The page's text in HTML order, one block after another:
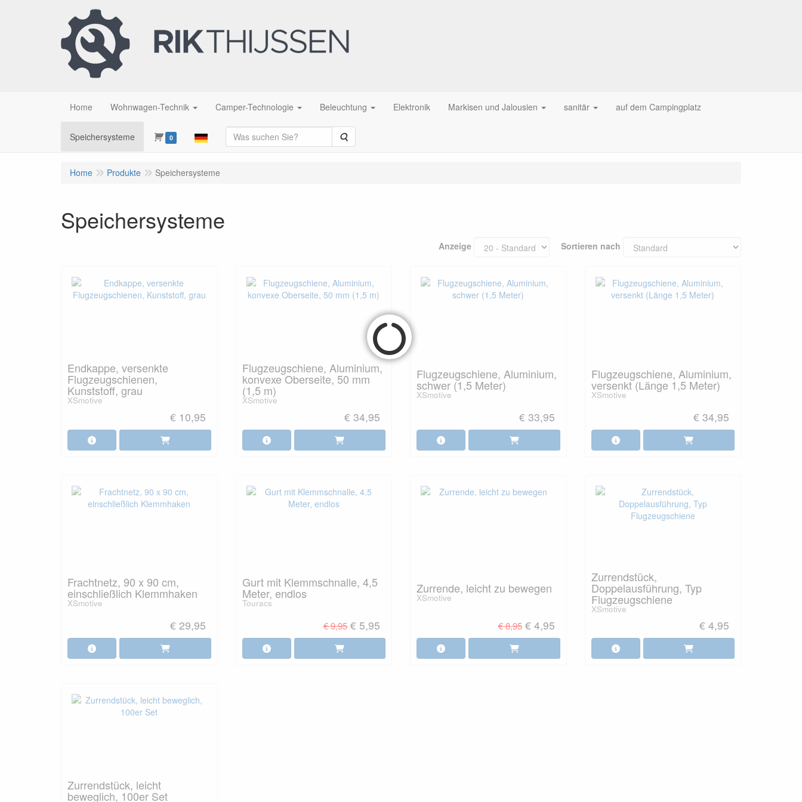
Home Wohnwagen-Technik Camper-Technologie Beleuchtung Elektronik Markisen und Jalousien sanitär auf dem Campingplatz
Speichersysteme 0 Suche
Home Produkte Speichersysteme
Speichersysteme
Anzeige Sortieren nach
Endkappe, versenkte
Flugzeugschienen,
Kunststoff, grau
XSmotive
€ 10,95
Flugzeugschiene, Aluminium,
konvexe Oberseite, 50 mm
(1,5 m)
XSmotive
€ 34,95
Flugzeugschiene, Aluminium,
schwer (1,5 Meter)
XSmotive
€ 33,95
Flugzeugschiene, Aluminium,
versenkt (Länge 1,5 Meter)
XSmotive
€ 34,95
Frachtnetz, 90 x 90 cm,
einschließlich Klemmhaken
XSmotive
€ 29,95
Gurt mit Klemmschnalle, 4,5
Meter, endlos
Touracs
€ 9,95 € 5,95
Zurrende, leicht zu bewegen
XSmotive
€ 8,95 € 4,95
Zurrendstück,
Doppelausführung, Typ
Flugzeugschiene
XSmotive
€ 4,95
Zurrendstück, leicht
beweglich, 100er Set